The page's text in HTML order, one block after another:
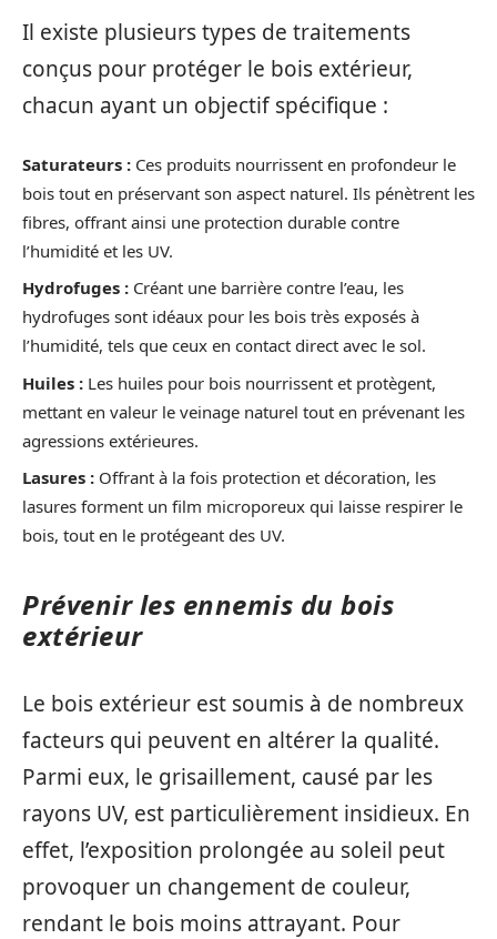
Il existe plusieurs types de traitements
conçus pour protéger le bois extérieur,
chacun ayant un objectif spécifique :
Saturateurs : Ces produits nourrissent en profondeur le
bois tout en préservant son aspect naturel. Ils pénètrent les
fibres, offrant ainsi une protection durable contre
l’humidité et les UV.
Hydrofuges : Créant une barrière contre l’eau, les
hydrofuges sont idéaux pour les bois très exposés à
l’humidité, tels que ceux en contact direct avec le sol.
Huiles : Les huiles pour bois nourrissent et protègent,
mettant en valeur le veinage naturel tout en prévenant les
agressions extérieures.
Lasures : Offrant à la fois protection et décoration, les
lasures forment un film microporeux qui laisse respirer le
bois, tout en le protégeant des UV.
Prévenir les ennemis du bois
extérieur
Le bois extérieur est soumis à de nombreux
facteurs qui peuvent en altérer la qualité.
Parmi eux, le grisaillement, causé par les
rayons UV, est particulièrement insidieux. En
effet, l’exposition prolongée au soleil peut
provoquer un changement de couleur,
rendant le bois moins attrayant. Pour